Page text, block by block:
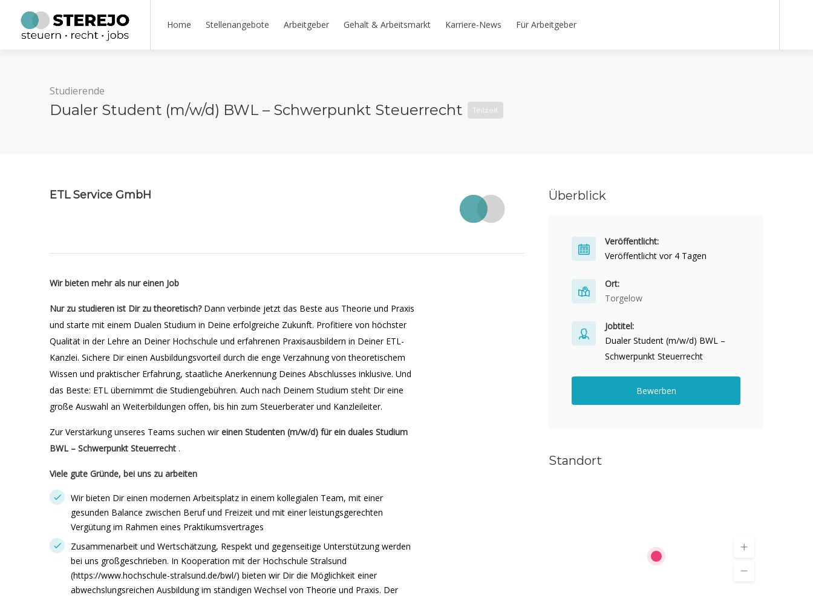
Home Stellenangebote Arbeitgeber Gehalt & Arbeitsmarkt Karriere-News Für Arbeitgeber
Studierende
Dualer Student (m/w/d) BWL – Schwerpunkt Steuerrecht Teilzeit
ETL Service GmbH
Wir bieten mehr als nur einen Job
Nur zu studieren ist Dir zu theoretisch? Dann verbinde jetzt das Beste aus Theorie und Praxis
und starte mit einem Dualen Studium in Deine erfolgreiche Zukunft. Profitiere von höchster
Qualität in der Lehre an Deiner Hochschule und erfahrenen Praxisausbildern in Deiner ETL-
Kanzlei. Sichere Dir einen Ausbildungsvorteil durch die enge Verzahnung von theoretischem
Wissen und praktischer Erfahrung, staatliche Anerkennung Deines Abschlusses inklusive. Und
das Beste: ETL übernimmt die Studiengebühren. Auch nach Deinem Studium steht Dir eine
große Auswahl an Weiterbildungen offen, bis hin zum Steuerberater und Kanzleileiter.
Zur Verstärkung unseres Teams suchen wireinen Studenten (m/w/d) für ein duales Studium
BWL – Schwerpunkt Steuerrecht .
Viele gute Gründe, bei uns zu arbeiten
Wir bieten Dir einen modernen Arbeitsplatz in einem kollegialen Team, mit einer
gesunden Balance zwischen Beruf und Freizeit und mit einer leistungsgerechten
Vergütung im Rahmen eines Praktikumsvertrages
Zusammenarbeit und Wertschätzung, Respekt und gegenseitige Unterstützung werden
bei uns großgeschrieben. In Kooperation mit der Hochschule Stralsund
(https://www.hochschule-stralsund.de/bwl/) bieten wir Dir die Möglichkeit einer
abwechslungsreichen Ausbildung im ständigen Wechsel von Theorie und Praxis. Der
Überblick
Veröffentlicht:
Veröffentlicht vor 4 Tagen
Ort:
Torgelow
Jobtitel:
Dualer Student (m/w/d) BWL –
Schwerpunkt Steuerrecht
Bewerben
Standort